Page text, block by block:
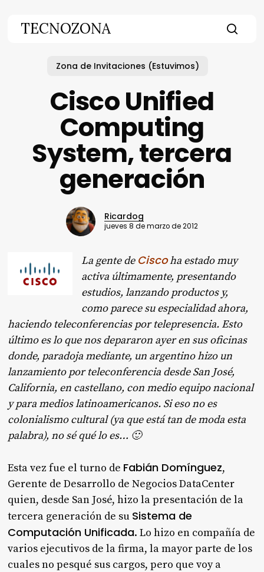
TECNOZONA
Zona de Invitaciones (Estuvimos)
Cisco Unified
Computing
System, tercera
generación
Ricardog
jueves 8 de marzo de 2012
La gente de Ciscoha estado muy
activa últimamente, presentando
estudios, lanzando productos y,
como parece su especialidad ahora,
haciendo teleconferencias por telepresencia. Esto
último es lo que nos depararon ayer en sus oficinas
donde, paradoja mediante, un argentino hizo un
lanzamiento por teleconferencia desde San José,
California, en castellano, con medio equipo nacional
y para medios latinoamericanos. Si eso no es
colonialismo cultural (ya que está tan de moda esta
palabra), no sé qué lo es… 🙂
Esta vez fue el turno de Fabián Domínguez,
Gerente de Desarrollo de Negocios DataCenter
quien, desde San José, hizo la presentación de la
tercera generación de su Sistema de
Computación Unificada. Lo hizo en compañía de
varios ejecutivos de la firma, la mayor parte de los
cuales no pesqué sus cargos, pero que voy a